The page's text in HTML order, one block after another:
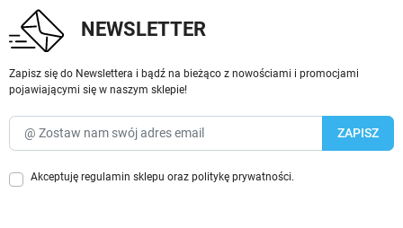
NEWSLETTER
Zapisz się do Newslettera i bądź na bieżąco z nowościami i promocjami
pojawiającymi się w naszym sklepie!
Akceptuję regulamin sklepu oraz politykę prywatności.